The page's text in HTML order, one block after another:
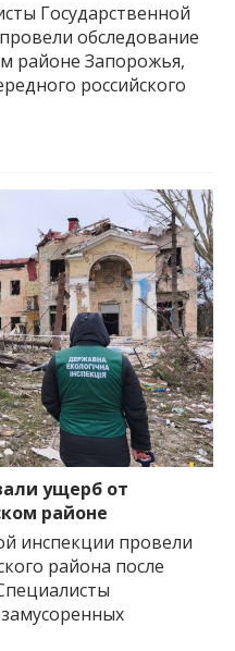
Государственной
обследование
районе Запорожья,
российского
ущерб от
районе
инспекции провели
района после